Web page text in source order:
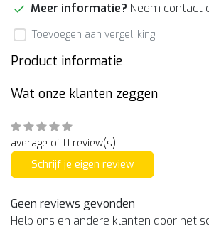
Meer informatie? Neem contact
Toevoegen aan vergelijking
Product informatie
Wat onze klanten zeggen
average of 0 review(s)
Schrijf je eigen review
Geen reviews gevonden
Help ons en andere klanten door het